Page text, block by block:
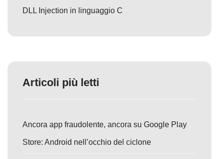
DLL Injection in linguaggio C
Articoli più letti
Ancora app fraudolente, ancora su Google Play
Store: Android nell’occhio del ciclone